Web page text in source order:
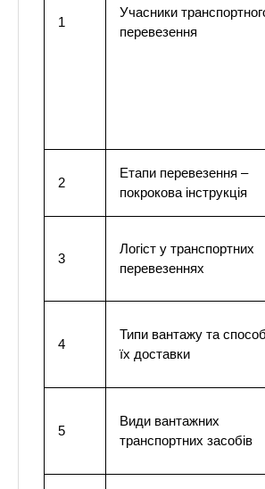
1
Учасники
перевезення
2
Етапи перевезення –
покрокова інструкція
3
Логіст у транспортних
перевезеннях
4
Типи вантажу та
їх доставки
5
Види вантажних
транспортних засобів